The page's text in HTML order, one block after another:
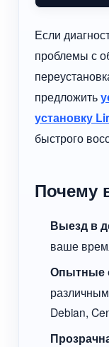
Если
проблемы с
предложить
установку
быстрого
Почему
Выезд в
ваше
Опытные
Debian,